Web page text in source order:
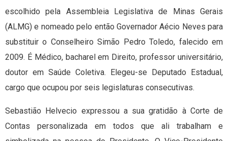
escolhido pela Assembleia Legislativa de Minas Gerais
(ALMG) e nomeado pelo então Governador Aécio Neves para
substituir o Conselheiro Simão Pedro Toledo, falecido em
2009. É Médico, bacharel em Direito, professor universitário,
doutor em Saúde Coletiva. Elegeu-se Deputado Estadual,
cargo que ocupou por seis legislaturas consecutivas.
Sebastião Helvecio expressou a sua gratidão à Corte de
Contas personalizada em todos que ali trabalham e